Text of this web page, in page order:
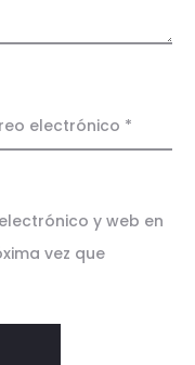
electrónico *
y web en
vez que